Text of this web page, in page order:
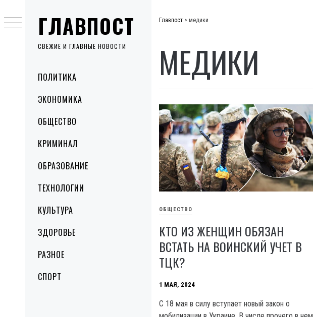
ГЛАВПОСТ
СВЕЖИЕ И ГЛАВНЫЕ НОВОСТИ
MenuПОЛИТИКА
ЭКОНОМИКА
ОБЩЕСТВО
КРИМИНАЛ
ОБРАЗОВАНИЕ
ТЕХНОЛОГИИ
КУЛЬТУРА
ЗДОРОВЬЕ
РАЗНОЕ
СПОРТ
to
content
Главпост > медики
МЕДИКИ
ОБЩЕСТВО
КТО ИЗ ЖЕНЩИН ОБЯЗАН
ВСТАТЬ НА ВОИНСКИЙ УЧЕТ В
ТЦК?
1 МАЯ, 2024
С 18 мая в силу вступает новый закон о